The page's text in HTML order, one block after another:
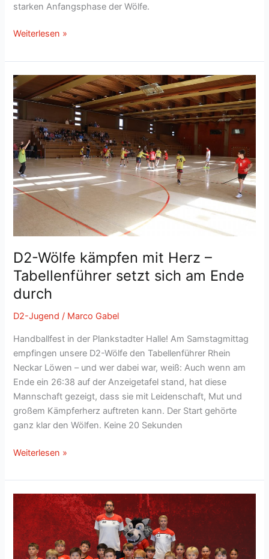
starken Anfangsphase der Wölfe.
D2-
schnuppern
an
der
Überraschung
–
TSG
Dossenheim
behält
am
Ende
die
Weiterlesen »
D2-Wölfe kämpfen mit Herz –
Tabellenführer setzt sich am Ende
durch
D2-Jugend / Marco Gabel
Handballfest in der Plankstadter Halle! Am Samstagmittag
empfingen unsere D2-Wölfe den Tabellenführer Rhein
Neckar Löwen – und wer dabei war, weiß: Auch wenn am
Ende ein 26:38 auf der Anzeigetafel stand, hat diese
Mannschaft gezeigt, dass sie mit Leidenschaft, Mut und
großem Kämpferherz auftreten kann. Der Start gehörte
ganz klar den Wölfen. Keine 20 Sekunden
D2-
kämpfen
mit
Herz
–
Tabellenführer
setzt
Weiterlesen »